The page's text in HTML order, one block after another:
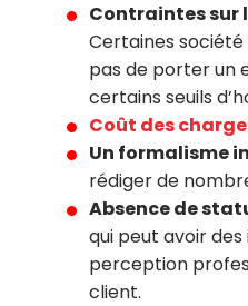
Contraintes sur
Certaines
pas de porter un
certains seuils
Coût des
Un formalisme
rédiger de
Absence de
qui peut avoir
perception
client.